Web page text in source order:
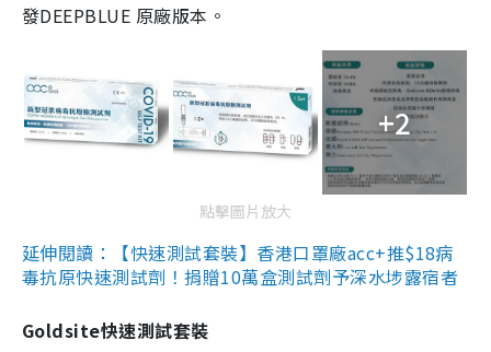
發DEEPBLUE 原廠版本。
+2
點擊圖片放大
延伸閱讀：【快速測試套裝】香港口罩廠acc+推$18病
毒抗原快速測試劑！捐贈10萬盒測試劑予深水埗露宿者
Goldsite快速測試套裝